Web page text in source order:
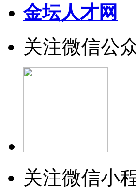
金坛人才网
关注微信公
关注微信小